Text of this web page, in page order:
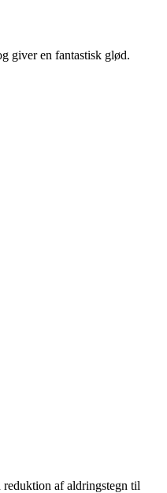
giver en fantastisk glød.
af aldringstegn til